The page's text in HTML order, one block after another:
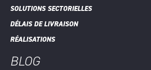
SOLUTIONS SECTORIELLES
DÉLAIS DE LIVRAISON
RÉALISATIONS
BLOG